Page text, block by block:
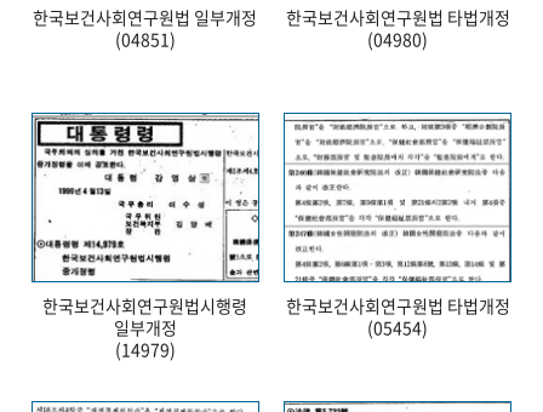
한국보건사회연구원법 일부개정
(04851)
한국보건사회연구원법 타법개정
(04980)
한국보건사회연구원법시행령
일부개정
(14979)
한국보건사회연구원법 타법개정
(05454)